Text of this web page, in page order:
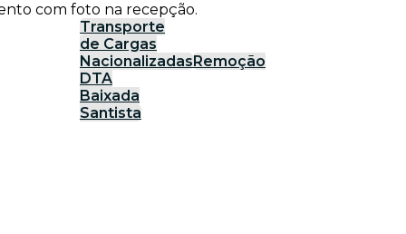
com foto na recepção.
Transporte
de Cargas
Nacionalizadas Remoção
DTA
Baixada
Santista